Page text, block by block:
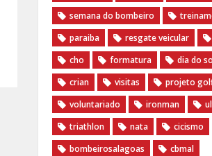
semana do bombeiro
paraiba
resgate veicular
cho
formatura
dia do
crian
visitas
projeto
voluntariado
ironman
triathlon
nata cicismo
bombeirosalagoas
cbmal